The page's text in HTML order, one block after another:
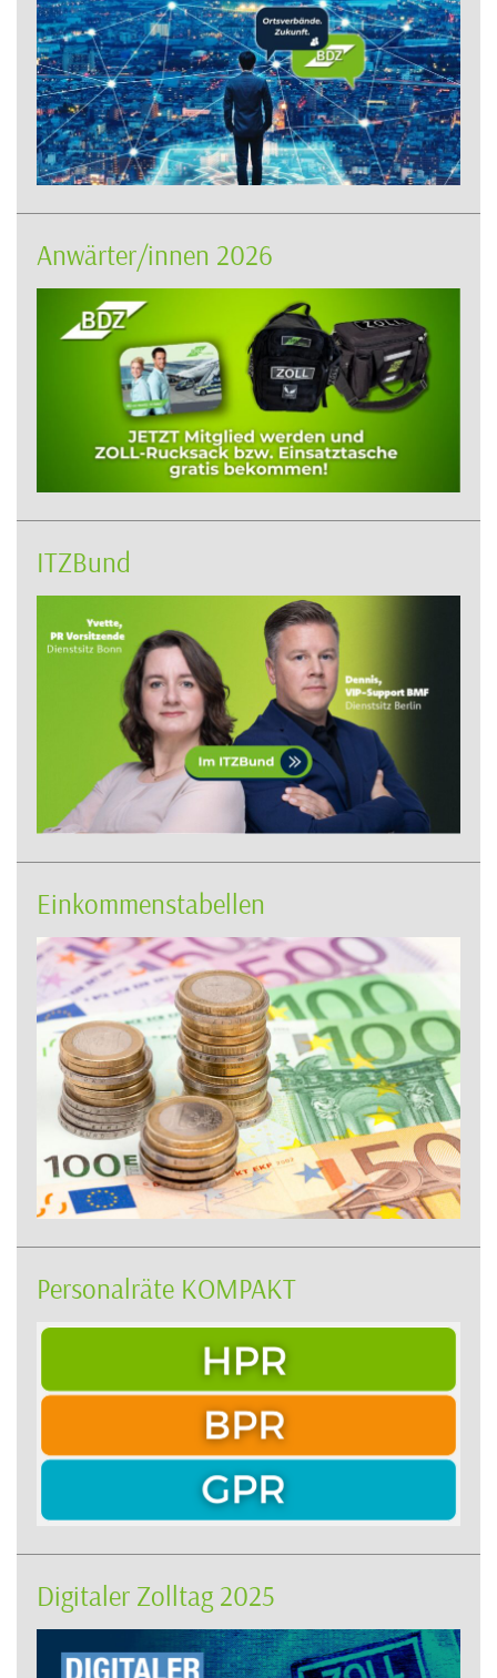
Anwärter/innen 2026
ITZBund
Einkommenstabellen
Personalräte KOMPAKT
Digitaler Zolltag 2025